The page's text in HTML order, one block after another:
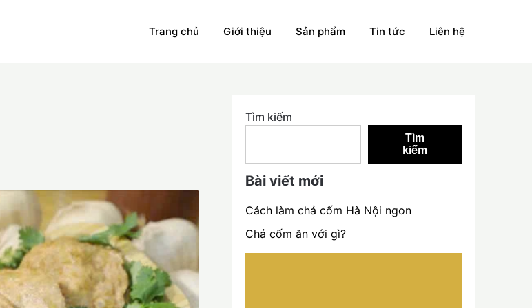
Trang chủ Giới thiệu Sản phẩm Tin tức Liên hệ
Tìm kiếm
Tìm
kiếm
Bài viết mới
Cách làm chả cốm Hà Nội ngon
Chả cốm ăn với gì?